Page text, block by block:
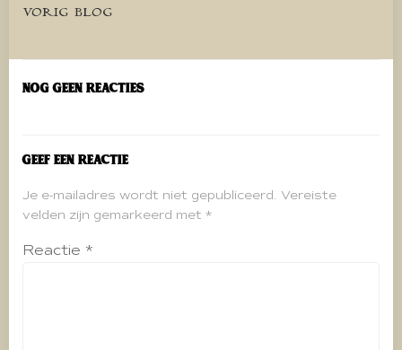
Bericht
navigatie
VORIG BLOG
Nog geen reacties
Geef een reactie
Je e-mailadres wordt niet gepubliceerd. Vereiste
velden zijn gemarkeerd met *
Reactie *